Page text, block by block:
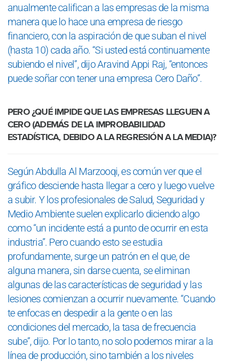
anualmente califican a las empresas de la misma
manera que lo hace una empresa de riesgo
financiero, con la aspiración de que suban el nivel
(hasta 10) cada año. “Si usted está continuamente
subiendo el nivel”, dijo Aravind Appi Raj, “entonces
puede soñar con tener una empresa Cero Daño”.
PERO ¿QUÉ IMPIDE QUE LAS EMPRESAS LLEGUEN A
CERO (ADEMÁS DE LA IMPROBABILIDAD
ESTADÍSTICA, DEBIDO A LA REGRESIÓN A LA MEDIA)?
Según Abdulla Al Marzooqi, es común ver que el
gráfico desciende hasta llegar a cero y luego vuelve
a subir. Y los profesionales de Salud, Seguridad y
Medio Ambiente suelen explicarlo diciendo algo
como “un incidente está a punto de ocurrir en esta
industria”. Pero cuando esto se estudia
profundamente, surge un patrón en el que, de
alguna manera, sin darse cuenta, se eliminan
algunas de las características de seguridad y las
lesiones comienzan a ocurrir nuevamente. “Cuando
te enfocas en despedir a la gente o en las
condiciones del mercado, la tasa de frecuencia
sube”, dijo. Por lo tanto, no solo podemos mirar a la
línea de producción, sino también a los niveles